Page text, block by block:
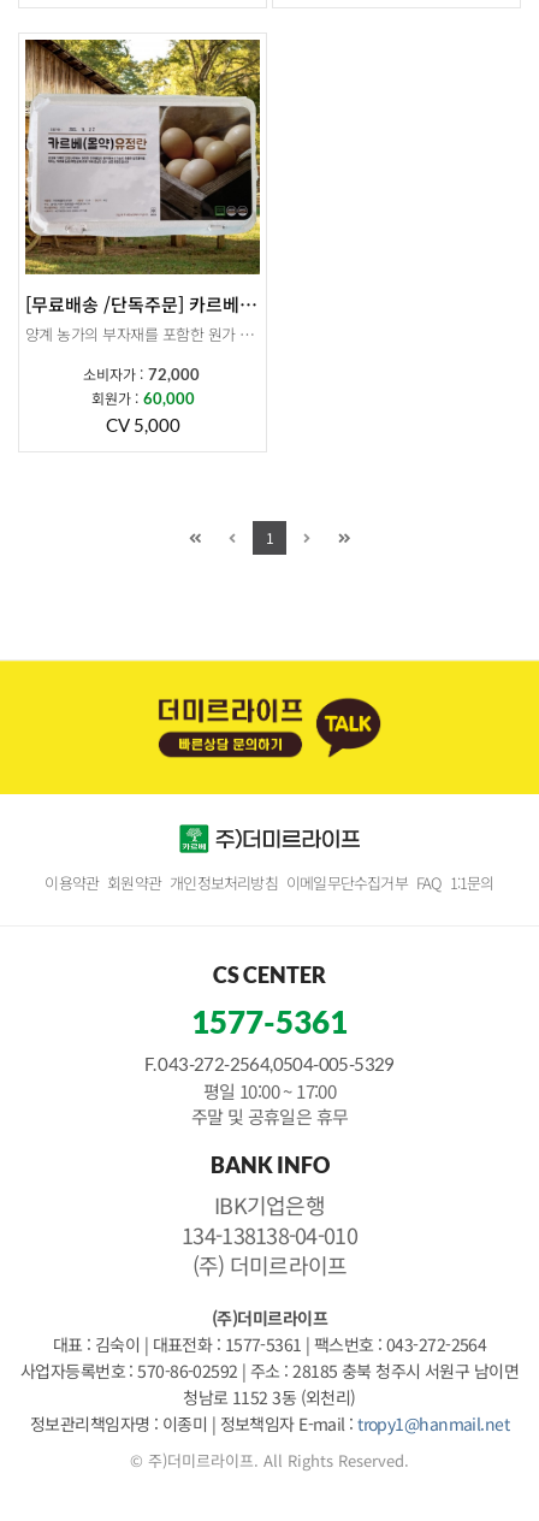
[무료배송 /단독주문] 카르베 유정란15구 x 4BOX
양계 농가의 부자재를 포함한 원가 상승으로 인해 부득이하게 5월부터 가격 인상이 불가피하게 되었습니다. 더미르라이프에서는 농가에서 인상된 금액만큼만 반영하였음을 안내드립니다. 이에 따라 기존 유정란 정기결제 건은 일괄 취소 처리될 예정이오니, 참고하시어 재신청 부탁드립니다. 5월 11일(월) 결제 건부터 인상된 가격이 적용됩니다. 감사합니다.
발효몰약을 먹인 건강한 닭이 낳은 카르베 유정란입니다.
15구 X 4박스 배송됩니다
소비자가 : 72,000
회원가 : 60,000
CV 5,000
1
이용약관 회원약관 개인정보처리방침 이메일무단수집거부 FAQ 1:1문의
CS CENTER
1577-5361
F. 043-272-2564,0504-005-5329
평일 10:00 ~ 17:00
주말 및 공휴일은 휴무
BANK INFO
IBK기업은행
134-138138-04-010
(주) 더미르라이프
(주)더미르라이프
대표 : 김숙이 | 대표전화 : 1577-5361 | 팩스번호 : 043-272-2564
사업자등록번호 : 570-86-02592 | 주소 : 28185 충북 청주시 서원구 남이면
청남로 1152 3동 (외천리)
정보관리책임자명 : 이종미 | 정보책임자 E-mail :tropy1@hanmail.net
© 주)더미르라이프. All Rights Reserved.